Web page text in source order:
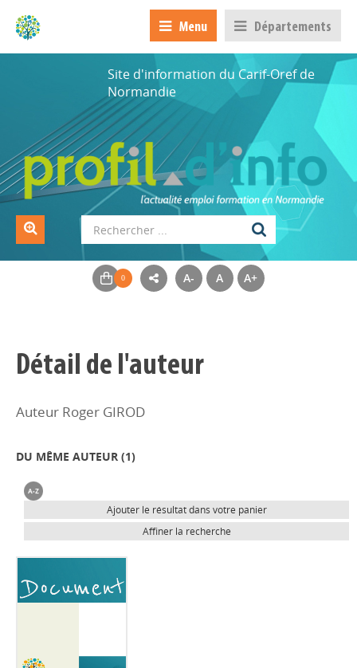
Menu Départements
Site d'information du Carif-Oref de
Normandie
A- A A+
Détail de l'auteur
Auteur Roger GIROD
DU MÊME AUTEUR (1)
Ajouter le résultat dans votre panier
Affiner la recherche